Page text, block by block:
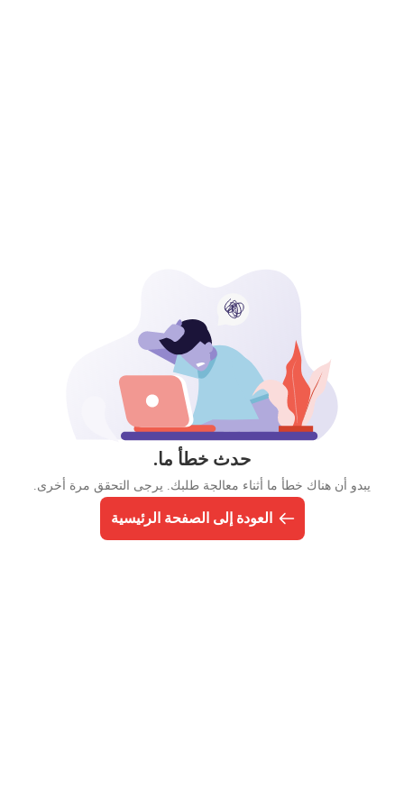
حدث خطأ ما.
يبدو أن هناك خطأ ما أثناء معالجة طلبك. يرجى التحقق مرة أخرى.
العودة إلى الصفحة الرئيسية